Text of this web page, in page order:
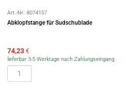
Art.-Nr.: 8074157
Abklopfstange für Sudschublade
74,23€
lieferbar 3-5 Werktage nach Zahlungseingang